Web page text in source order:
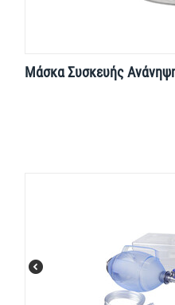
Μάσκα Συσκευής